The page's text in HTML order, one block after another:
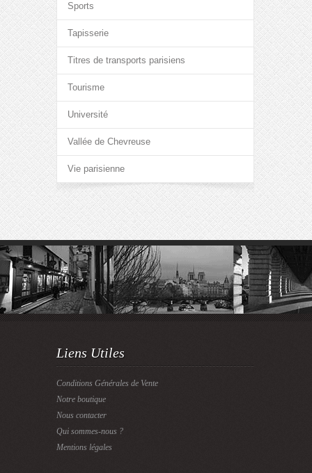
Sports
Tapisserie
Titres de transports parisiens
Tourisme
Université
Vallée de Chevreuse
Vie parisienne
Liens Utiles
Conditions Générales de Vente
Notre boutique
Nous contacter
Qui sommes-nous ?
Mentions légales